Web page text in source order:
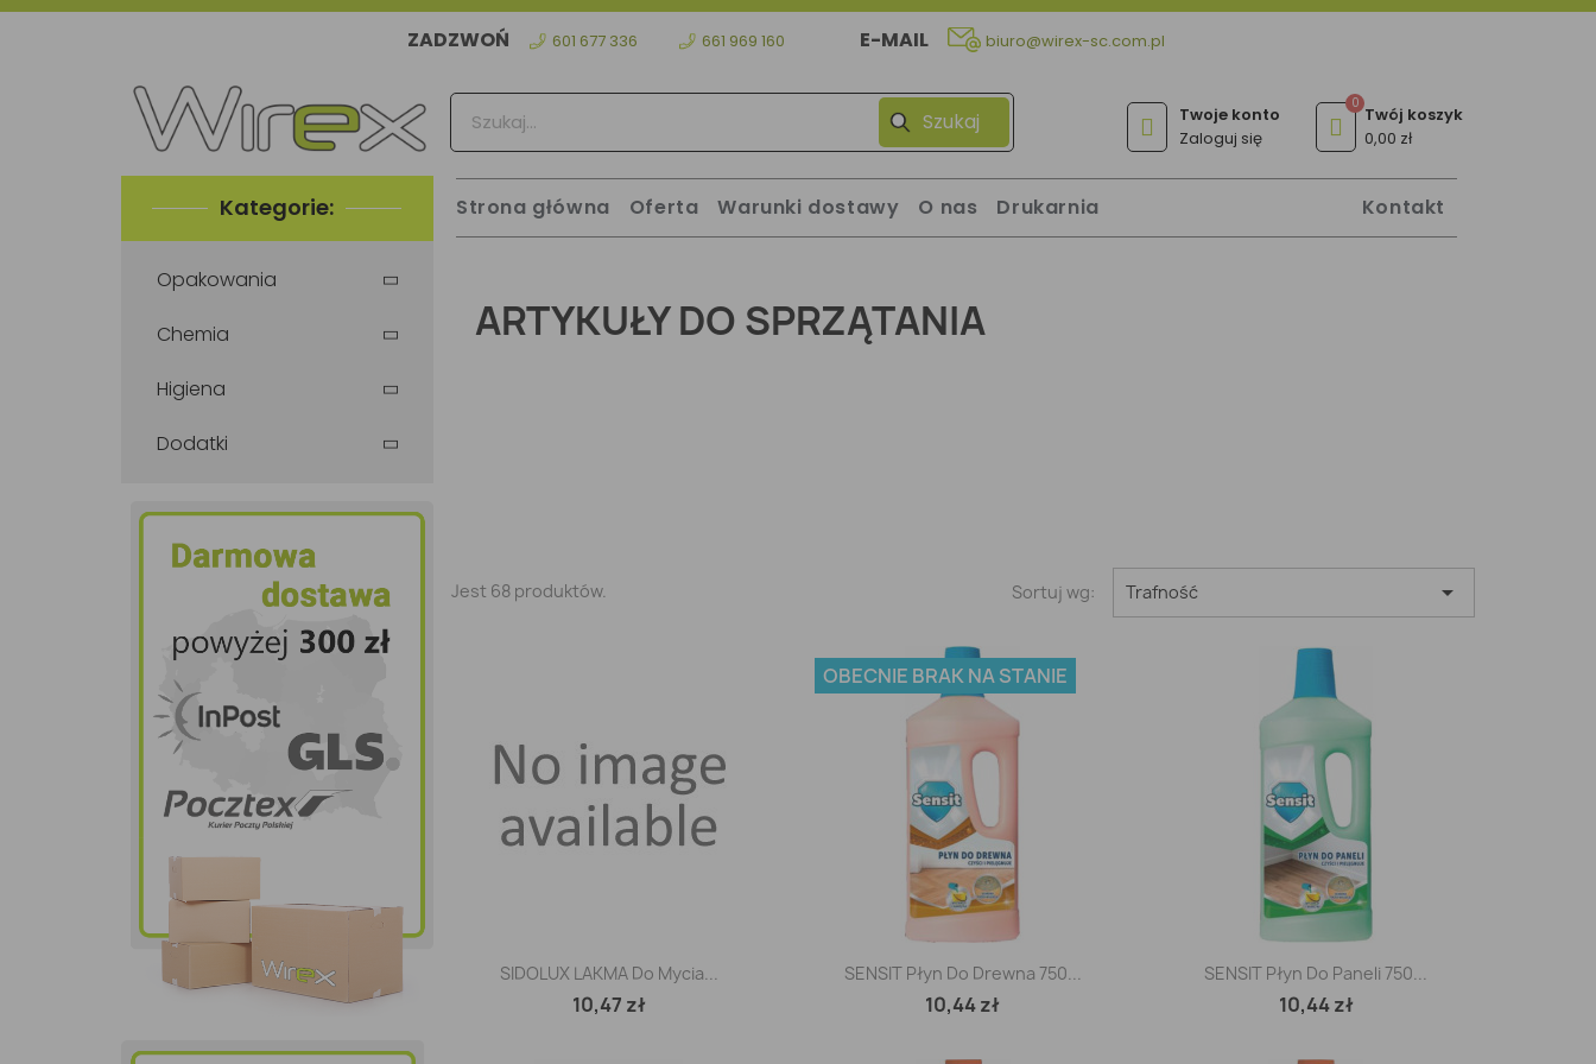
ZADZWOŃ 601 677 336 661 969 160 E-MAIL biuro@wirex-sc.com.pl
Szukaj
Zaloguj się 0,00 zł
Strona główna Oferta Warunki dostawy O nas Drukarnia Kontakt
Kategorie:
Opakowania
Chemia
Higiena
Dodatki
ARTYKUŁY DO SPRZĄTANIA
Jest 68 produktów. Sortuj wg: Trafność 
 Szybki podgląd
SIDOLUX LAKMA Do Mycia...
10,47 zł
Szybki podgląd
SENSIT Płyn Do Drewna 750...
10,44 zł
OBECNIE BRAK NA STANIE
Szybki podgląd
SENSIT Płyn Do Paneli 750...
10,44 zł